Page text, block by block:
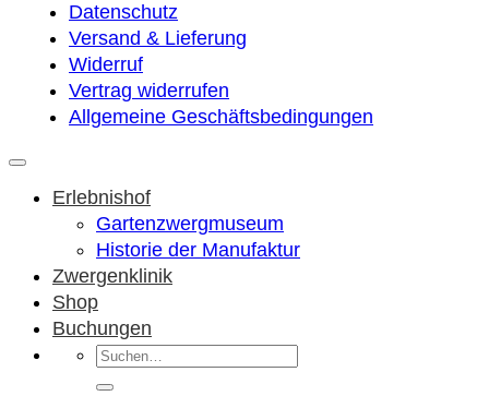
Datenschutz
Versand & Lieferung
Widerruf
Vertrag widerrufen
Allgemeine Geschäftsbedingungen
Erlebnishof
Gartenzwergmuseum
Historie der Manufaktur
Zwergenklinik
Shop
Buchungen
Suchen
nach: